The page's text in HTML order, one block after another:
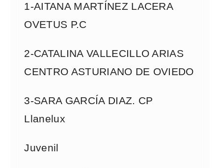
1-AITANA MARTÍNEZ LACERA
OVETUS P.C
2-CATALINA VALLECILLO ARIAS
CENTRO ASTURIANO DE OVIEDO
3-SARA GARCÍA DIAZ. CP
Llanelux
Juvenil